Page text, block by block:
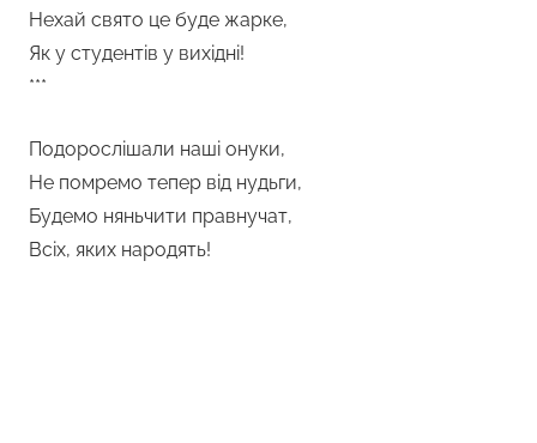
Нехай свято це буде жарке,
Як у студентів у вихідні!
***
Подорослішали наші онуки,
Не помремо тепер від нудьги,
Будемо няньчити правнучат,
Всіх, яких народять!